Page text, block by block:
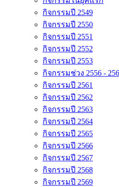
กิจกรรมปี 2549
กิจกรรมปี 2550
กิจกรรมปี 2551
กิจกรรมปี 2552
กิจกรรมปี 2553
กิจกรรมช่วง 2556 -
กิจกรรมปี 2561
กิจกรรมปี 2562
กิจกรรมปี 2563
กิจกรรมปี 2564
กิจกรรมปี 2565
กิจกรรมปี 2566
กิจกรรมปี 2567
กิจกรรมปี 2568
กิจกรรมปี 2569